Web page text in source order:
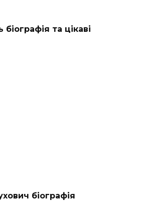
біографія та цікаві
біографія